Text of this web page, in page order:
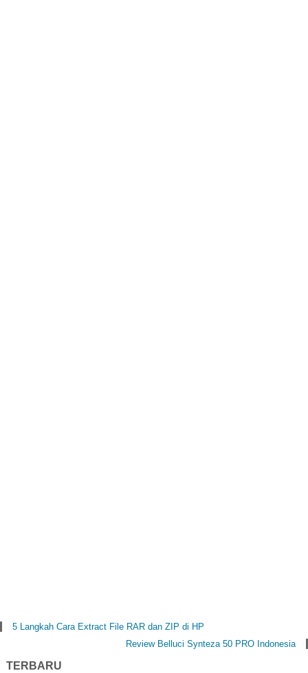
5 Langkah Cara Extract File RAR dan ZIP di HP
Review Belluci Synteza 50 PRO Indonesia
TERBARU